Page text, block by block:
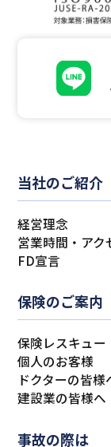
当社のご紹介
経営理念
営業時間・アク
FD宣言
保険のご案内
保険レスキュー
個人のお客様
ドクターの皆様
建設業の皆様へ
事故の際は